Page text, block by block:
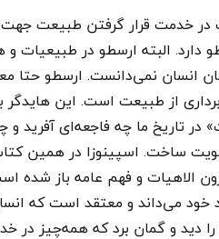
خدمت قرار گرفتن طبیعت جهت
دارد. البته ارسطو در طبیعیات
انسان نمی‌دانست. ارسطو حتا
از طبیعت است. این هایدگر
در تاریخ ما چه فاجعه‌ای آفرید و
ساخت. اسپینوزا در همین کتاب
الاهیات و فهم عامه باز شده
خود می‌داند و معتقد است که
دید و گمان برد که همه‌چیز در